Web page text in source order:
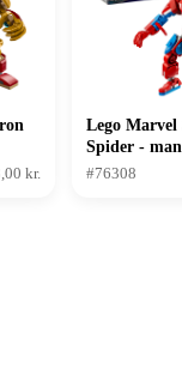
kr.
Lego
Spider -
- venom
#76308